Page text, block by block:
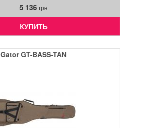
5 136 грн
КУПИТЬ
Gator GT-BASS-TAN